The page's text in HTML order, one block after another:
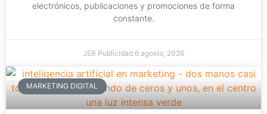
electrónicos, publicaciones y promociones de forma
constante.
JER Publicidad 6 agosto, 2026
MARKETING DIGITAL